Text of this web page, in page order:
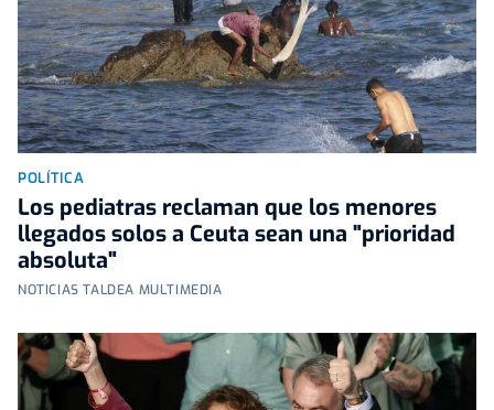
POLÍTICA
Los pediatras reclaman que los menores
llegados solos a Ceuta sean una "prioridad
absoluta"
NOTICIAS TALDEA MULTIMEDIA